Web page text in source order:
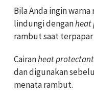
Bila Anda ingin
lindungi denganheat
rambut saat terpapar
Cairanheat protectant
dan digunakan
menata rambut.